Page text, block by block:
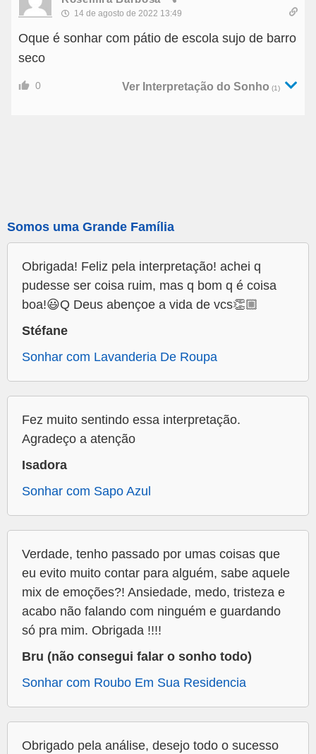
14 de agosto de 2022 13:49
Oque é sonhar com pátio de escola sujo de barro
seco
0 Ver Interpretação do Sonho (1)
Somos uma Grande Família
Obrigada! Feliz pela interpretação! achei q
pudesse ser coisa ruim, mas q bom q é coisa
boa!😃Q Deus abençoe a vida de vcs👏🏼
Stéfane
Sonhar com Lavanderia De Roupa
Fez muito sentindo essa interpretação.
Agradeço a atenção
Isadora
Sonhar com Sapo Azul
Verdade, tenho passado por umas coisas que
eu evito muito contar para alguém, sabe aquele
mix de emoções?! Ansiedade, medo, tristeza e
acabo não falando com ninguém e guardando
só pra mim. Obrigada !!!!
Bru (não consegui falar o sonho todo)
Sonhar com Roubo Em Sua Residencia
Obrigado pela análise, desejo todo o sucesso